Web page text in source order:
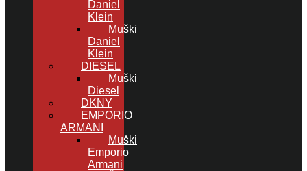
Daniel
Klein
Muški
Daniel
Klein
DIESEL
Muški
Diesel
DKNY
EMPORIO
ARMANI
Muški
Emporio
Armani